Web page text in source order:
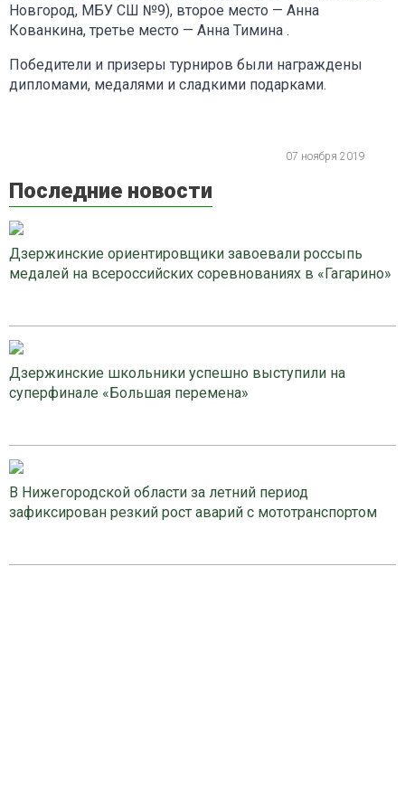
Новгород, МБУ СШ №9), второе место — Анна
Кованкина, третье место — Анна Тимина .
Победители и призеры турниров были награждены
дипломами, медалями и сладкими подарками.
07 ноября 2019
Последние новости
Дзержинские ориентировщики завоевали россыпь
медалей на всероссийских соревнованиях в «Гагарино»
Дзержинские школьники успешно выступили на
суперфинале «Большая перемена»
В Нижегородской области за летний период
зафиксирован резкий рост аварий с мототранспортом